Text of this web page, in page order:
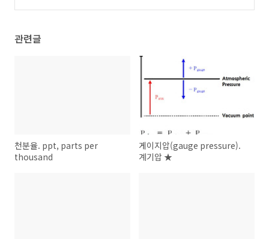
관련글
천분율. ppt, parts per
thousand
게이지압(gauge pressure).
계기압 ★